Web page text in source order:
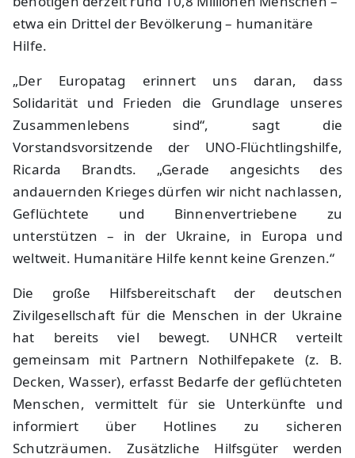
etwa ein Drittel der Bevölkerung – humanitäre
Hilfe.
„Der Europatag erinnert uns daran, dass
Solidarität und Frieden die Grundlage unseres
Zusammenlebens sind“, sagt die
Vorstandsvorsitzende der UNO-Flüchtlingshilfe,
Ricarda Brandts. „Gerade angesichts des
andauernden Krieges dürfen wir nicht nachlassen,
Geflüchtete und Binnenvertriebene zu
unterstützen – in der Ukraine, in Europa und
weltweit. Humanitäre Hilfe kennt keine Grenzen.“
Die große Hilfsbereitschaft der deutschen
Zivilgesellschaft für die Menschen in der Ukraine
hat bereits viel bewegt. UNHCR verteilt
gemeinsam mit Partnern Nothilfepakete (z. B.
Decken, Wasser), erfasst Bedarfe der geflüchteten
Menschen, vermittelt für sie Unterkünfte und
informiert über Hotlines zu sicheren
Schutzräumen. Zusätzliche Hilfsgüter werden